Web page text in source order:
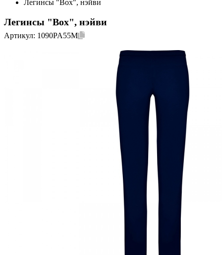
Легинсы "Box", нэйви
Легинсы "Box", нэйви
Артикул: 1090PA55M